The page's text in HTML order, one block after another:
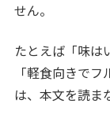
せん。
たとえば「味は
「軽食向きで
は、本文を読ま